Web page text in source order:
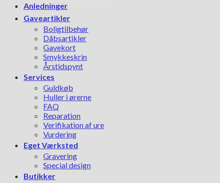
Anledninger
Gaveartikler
Boligtilbehør
Dåbsartikler
Gavekort
Smykkeskrin
Årstidspynt
Services
Guldkøb
Huller i ørerne
FAQ
Reparation
Verifikation af ure
Vurdering
Eget Værksted
Gravering
Special design
Butikker